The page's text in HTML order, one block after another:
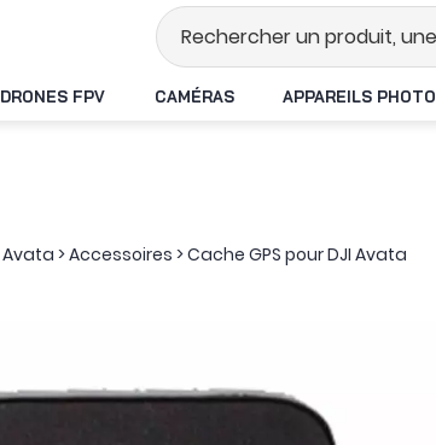
Stock en temps réel
DRONES FPV CAMÉRAS APPAREILS PHOTO
Avata >Accessoires >Cache GPS pour DJI Avata